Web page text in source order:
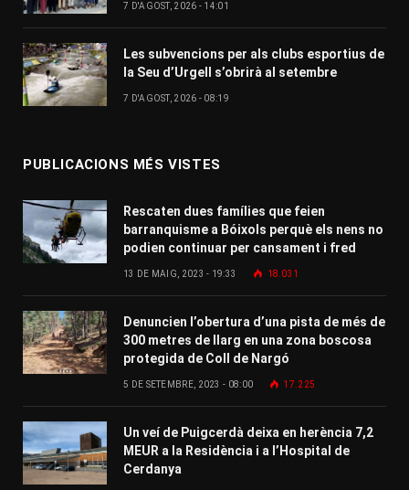
7 D'AGOST, 2026 - 14:01
Les subvencions per als clubs esportius de
la Seu d’Urgell s’obrirà al setembre
7 D'AGOST, 2026 - 08:19
PUBLICACIONS MÉS VISTES
Rescaten dues famílies que feien
barranquisme a Bóixols perquè els nens no
podien continuar per cansament i fred
13 DE MAIG, 2023 - 19:33 18.031
Denuncien l’obertura d’una pista de més de
300 metres de llarg en una zona boscosa
protegida de Coll de Nargó
5 DE SETEMBRE, 2023 - 08:00 17.225
Un veí de Puigcerdà deixa en herència 7,2
MEUR a la Residència i a l’Hospital de
Cerdanya